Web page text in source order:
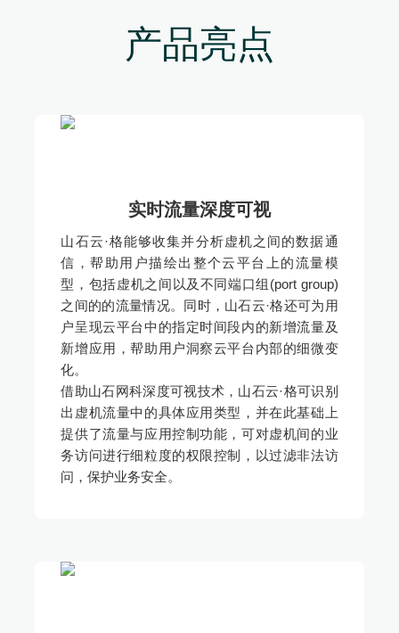
产品亮点
实时流量深度可视
山石云·格能够收集并分析虚机之间的数据通
信，帮助用户描绘出整个云平台上的流量模
型，包括虚机之间以及不同端口组(port group)
之间的的流量情况。同时，山石云·格还可为用
户呈现云平台中的指定时间段内的新增流量及
新增应用，帮助用户洞察云平台内部的细微变
化。
借助山石网科深度可视技术，山石云·格可识别
出虚机流量中的具体应用类型，并在此基础上
提供了流量与应用控制功能，可对虚机间的业
务访问进行细粒度的权限控制，以过滤非法访
问，保护业务安全。